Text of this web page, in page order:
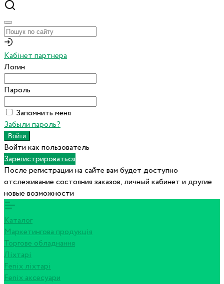
Кабінет партнера
Логин
Пароль
Запомнить меня
Забыли пароль?
Войти как пользователь
Зарегистрироваться
После регистрации на сайте вам будет доступно
отслеживание состояния заказов, личный кабинет и другие
новые возможности
Каталог
Маркетингова продукція
Торгове обладнання
Ліхтарі
Fenix ліхтарі
Fenix аксесуари